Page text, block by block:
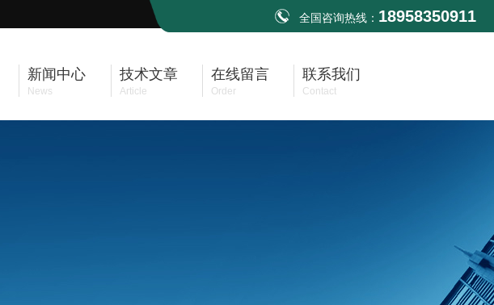
全国咨询热线： 18958350911
新闻中心
News
技术文章
Article
在线留言
Order
联系我们
Contact